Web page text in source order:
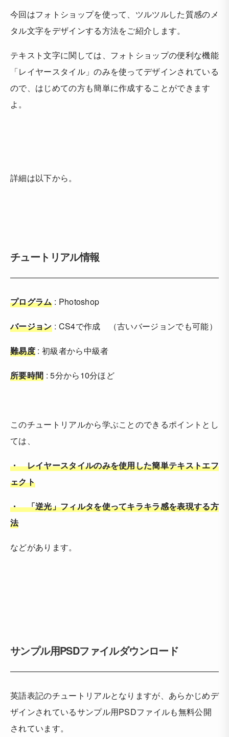
今回はフォトショップを使って、ツルツルした質感のメ
タル文字をデザインする方法をご紹介します。
テキスト文字に関しては、フォトショップの便利な機能
「レイヤースタイル」のみを使ってデザインされている
ので、はじめての方も簡単に作成することができます
よ。
詳細は以下から。
チュートリアル情報
プログラム: Photoshop
バージョン: CS4で作成 （古いバージョンでも可能）
難易度: 初級者から中級者
所要時間 : 5分から10分ほど
このチュートリアルから学ぶことのできるポイントとし
ては、
・ レイヤースタイルのみを使用した簡単テキストエフ
ェクト
・ 「逆光」フィルタを使ってキラキラ感を表現する方
法
などがあります。
サンプル用PSDファイルダウンロード
英語表記のチュートリアルとなりますが、あらかじめデ
ザインされているサンプル用PSDファイルも無料公開
されています。